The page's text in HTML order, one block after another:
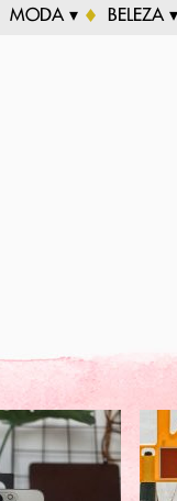
MODA ▾ BELEZA ▾